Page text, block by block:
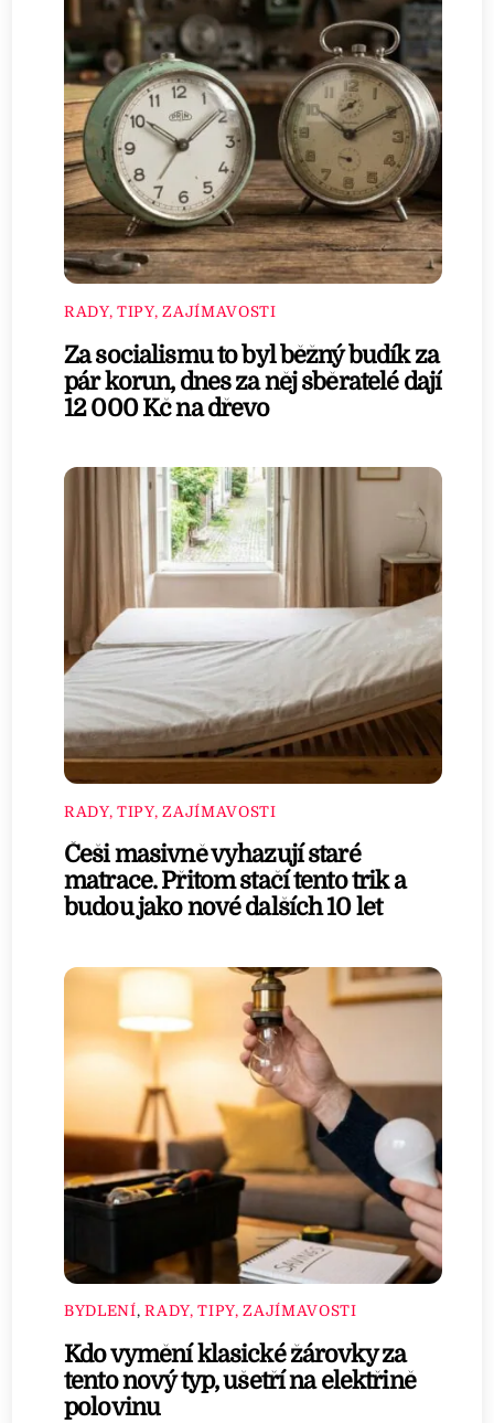
RADY, TIPY, ZAJÍMAVOSTI
Za socialismu to byl běžný budík za
pár korun, dnes za něj sběratelé dají
12 000 Kč na dřevo
RADY, TIPY, ZAJÍMAVOSTI
Češi masivně vyhazují staré
matrace. Přitom stačí tento trik a
budou jako nové dalších 10 let
BYDLENÍ,RADY, TIPY, ZAJÍMAVOSTI
Kdo vymění klasické žárovky za
tento nový typ, ušetří na elektřině
polovinu